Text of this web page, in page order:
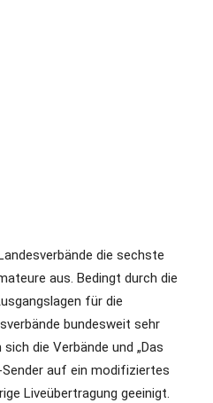
die sechste
aus. Bedingt durch die
für die
bundesweit sehr
die Verbände und „Das
auf ein modifiziertes
Liveübertragung geeinigt.